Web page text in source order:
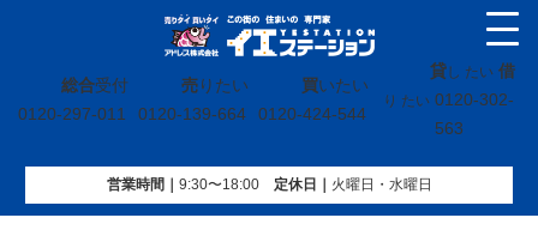
総合受付
0120-297-011
売りたい
0120-139-664
買いたい
0120-424-544
貸し たい 借
り たい 0120-302-
563
営業時間｜ 9:30〜18:00定休⽇｜ 火曜⽇・水曜⽇
イエステーション»買いたいお客様の事例